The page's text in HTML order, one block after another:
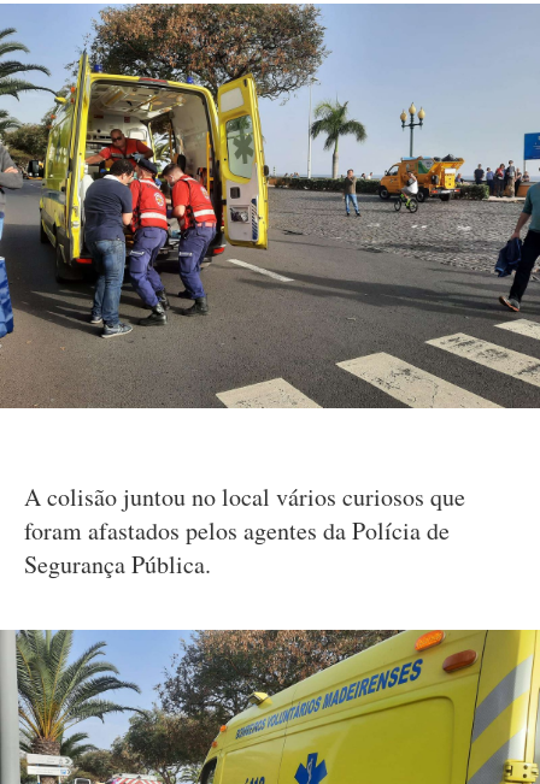
A colisão juntou no local vários curiosos que
foram afastados pelos agentes da Polícia de
Segurança Pública.